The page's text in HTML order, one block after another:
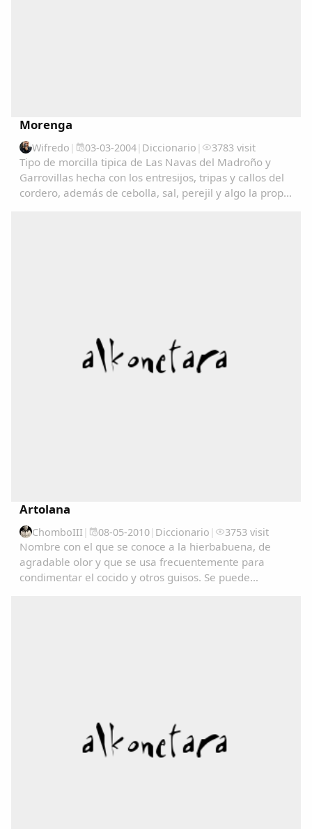
Morenga
Wifredo | 03-03-2004| Diccionario | 3783 visit
Tipo de morcilla tipica de Las Navas del Madroño y
Garrovillas hecha con los entresijos, tripas y callos del
cordero, además de cebolla, sal, perejil y algo la propia
Artolana
ChomboIII | 08-05-2010| Diccionario | 3753 visit
Nombre con el que se conoce a la hierbabuena, de
agradable olor y que se usa frecuentemente para
condimentar el cocido y otros guisos. Se puede
Comparte
Copiar enlace